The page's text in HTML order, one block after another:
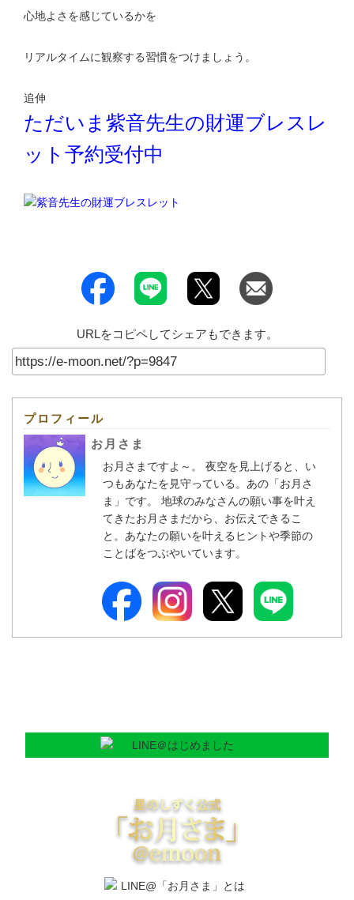
心地よさを感じているかを
リアルタイムに観察する習慣をつけましょう。
追伸
ただいま紫音先生の財運ブレスレ
ット予約受付中
URLをコピペしてシェアもできます。
プロフィール
お月さま
お月さまですよ～。 夜空を見上げると、い
つもあなたを見守っている。あの「お月さ
ま」です。 地球のみなさんの願い事を叶え
てきたお月さまだから、お伝えできるこ
と。あなたの願いを叶えるヒントや季節の
ことばをつぶやいています。